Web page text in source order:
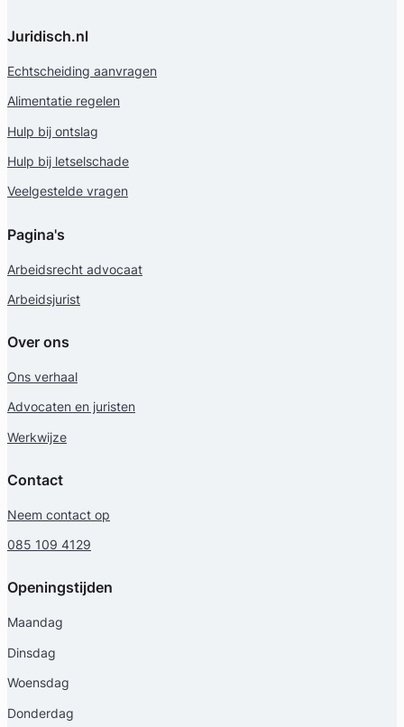
Geverifieerd
Geverifieerd
Juridisch.nl
Echtscheiding aanvragen
Alimentatie regelen
Hulp bij ontslag
Hulp bij letselschade
Veelgestelde vragen
Pagina's
Arbeidsrecht advocaat
Arbeidsjurist
Over ons
Ons verhaal
Advocaten en juristen
Werkwijze
Contact
Neem contact op
085 109 4129
Openingstijden
Maandag
Dinsdag
Woensdag
Donderdag